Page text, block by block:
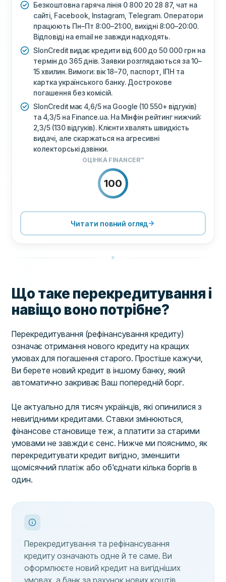
Безкоштовна гаряча лінія 0 800 20 28 87, чат на
сайті, Facebook, Instagram, Telegram. Оператори
працюють Пн–Пт 8:00–21:00, вихідні 8:00–20:00.
Відповіді на email не завжди надходять.
SlonCredit видає кредити від 600 до 50 000 грн на
термін до 365 днів. Заявки розглядаються за 10–
15 хвилин. Вимоги: вік 18–70, паспорт, ІПН та
картка українського банку. Дострокове
погашення без комісій.
SlonCredit має 4,6/5 на Google (10 550+ відгуків)
та 4,3/5 на Finance.ua. На Мінфін рейтинг нижчий:
2,3/5 (130 відгуків). Клієнти хвалять швидкість
видачі, але скаржаться на агресивні
колекторські дзвінки.
ОЦІНКА FINANCER™
100
УМОВИ 100
Читати повний огляд
Що таке перекредитування і
навіщо воно потрібне?
Перекредитування (рефінансування кредиту)
означає отримання нового кредиту на кращих
умовах для погашення старого. Простіше кажучи,
Ви берете новий кредит в іншому банку, який
автоматично закриває Ваш попередній борг.
Це актуально для тисяч українців, які опинилися з
невигідними кредитами. Ставки змінюються,
фінансове становище теж, а платити за старими
умовами не завжди є сенс. Нижче ми пояснимо, як
перекредитувати кредит вигідно, зменшити
щомісячний платіж або об'єднати кілька боргів в
один.
Перекредитування та рефінансування
кредиту означають одне й те саме. Ви
оформлюєте новий кредит на вигідніших
умовах, а банк за рахунок нових коштів